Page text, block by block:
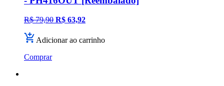
R$ 79,90 R$ 63,92
Adicionar ao carrinho
Comprar